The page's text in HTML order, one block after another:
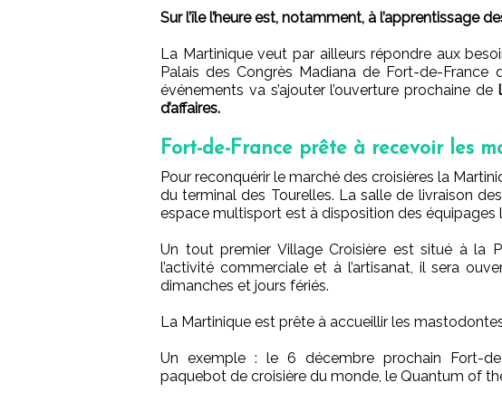
Sur l’île l’heure est, notamment, à l’apprentissage
La Martinique veut par ailleurs répondre aux
Palais des Congrès Madiana de Fort-de-France
événements va s’ajouter l’ouverture prochaine de
d’affaires.
Fort-de-France prête à recevoir les
Pour reconquérir le marché des croisières la
du terminal des Tourelles. La salle de livraison
espace multisport est à disposition des équipages
Un tout premier Village Croisière est situé à la
l’activité commerciale et à l’artisanat, il sera
dimanches et jours fériés.
La Martinique est prête à accueillir les
Un exemple : le 6 décembre prochain Fort-
paquebot de croisière du monde, le Quantum of